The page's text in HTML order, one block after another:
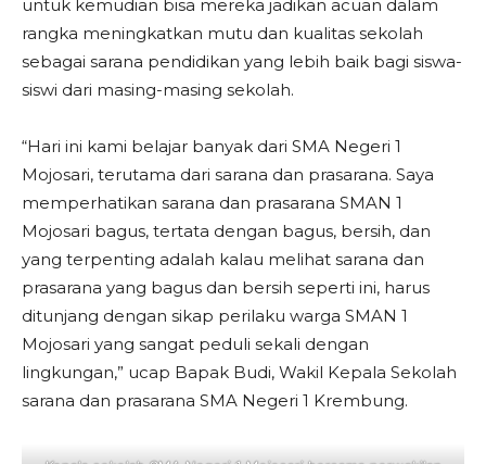
untuk kemudian bisa mereka jadikan acuan dalam
rangka meningkatkan mutu dan kualitas sekolah
sebagai sarana pendidikan yang lebih baik bagi siswa-
siswi dari masing-masing sekolah.
“Hari ini kami belajar banyak dari SMA Negeri 1
Mojosari, terutama dari sarana dan prasarana. Saya
memperhatikan sarana dan prasarana SMAN 1
Mojosari bagus, tertata dengan bagus, bersih, dan
yang terpenting adalah kalau melihat sarana dan
prasarana yang bagus dan bersih seperti ini, harus
ditunjang dengan sikap perilaku warga SMAN 1
Mojosari yang sangat peduli sekali dengan
lingkungan,” ucap Bapak Budi, Wakil Kepala Sekolah
sarana dan prasarana SMA Negeri 1 Krembung.